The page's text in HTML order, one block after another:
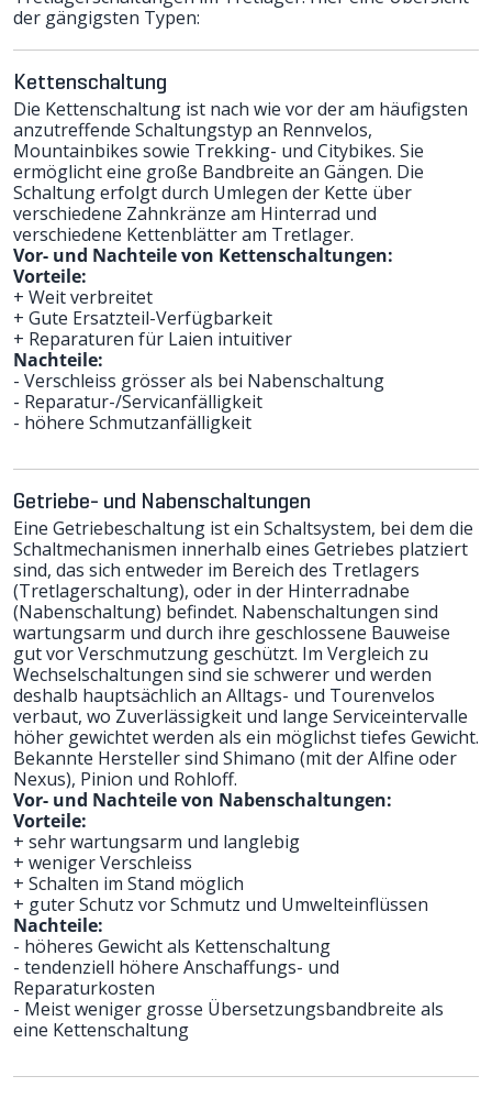
der gängigsten Typen:
Kettenschaltung
Die Kettenschaltung ist nach wie vor der am häufigsten
anzutreffende Schaltungstyp an Rennvelos,
Mountainbikes sowie Trekking- und Citybikes. Sie
ermöglicht eine große Bandbreite an Gängen. Die
Schaltung erfolgt durch Umlegen der Kette über
verschiedene Zahnkränze am Hinterrad und
verschiedene Kettenblätter am Tretlager.
Vor- und Nachteile von Kettenschaltungen:
Vorteile:
+ Weit verbreitet
+ Gute Ersatzteil-Verfügbarkeit
+ Reparaturen für Laien intuitiver
Nachteile:
- Verschleiss grösser als bei Nabenschaltung
- Reparatur-/Servicanfälligkeit
- höhere Schmutzanfälligkeit
Getriebe- und Nabenschaltungen
Eine Getriebeschaltung ist ein Schaltsystem, bei dem die
Schaltmechanismen innerhalb eines Getriebes platziert
sind, das sich entweder im Bereich des Tretlagers
(Tretlagerschaltung), oder in der Hinterradnabe
(Nabenschaltung) befindet. Nabenschaltungen sind
wartungsarm und durch ihre geschlossene Bauweise
gut vor Verschmutzung geschützt. Im Vergleich zu
Wechselschaltungen sind sie schwerer und werden
deshalb hauptsächlich an Alltags- und Tourenvelos
verbaut, wo Zuverlässigkeit und lange Serviceintervalle
höher gewichtet werden als ein möglichst tiefes Gewicht.
Bekannte Hersteller sind Shimano (mit der Alfine oder
Nexus), Pinion und Rohloff.
Vor- und Nachteile von Nabenschaltungen:
Vorteile:
+ sehr wartungsarm und langlebig
+ weniger Verschleiss
+ Schalten im Stand möglich
+ guter Schutz vor Schmutz und Umwelteinflüssen
Nachteile:
- höheres Gewicht als Kettenschaltung
- tendenziell höhere Anschaffungs- und
Reparaturkosten
- Meist weniger grosse Übersetzungsbandbreite als
eine Kettenschaltung